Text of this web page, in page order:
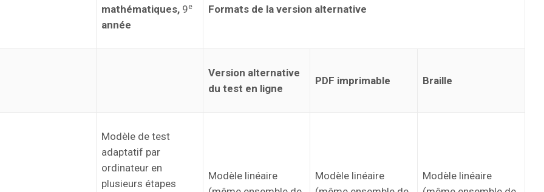
mathématiques, 9e
année
Formats de la version alternative
Version alternative
du test en ligne
PDF imprimable Braille
Modèle de test
adaptatif par
ordinateur en
plusieurs étapes
Modèle linéaire
Modèle linéaire
Modèle linéaire